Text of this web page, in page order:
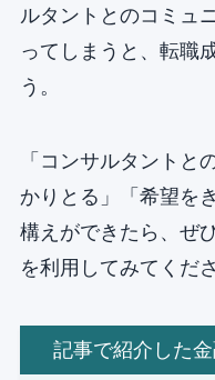
ルタントとのコミュ
ってしまうと、転職
う。
「コンサルタントと
かりとる」「希望を
構えができたら、ぜ
を利用してみてくださ
記事で紹介した